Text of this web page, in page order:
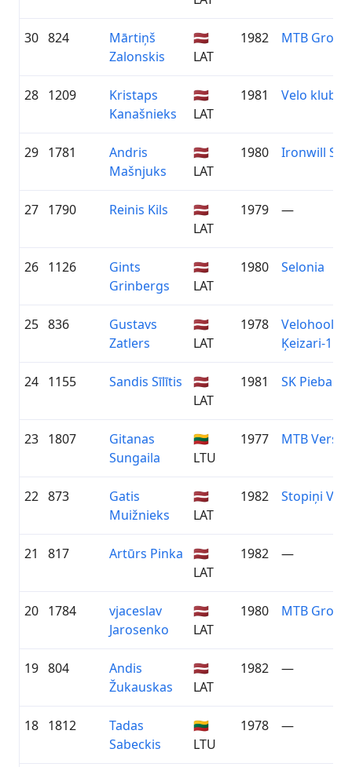
30 824
Mārtiņš
Zalonskis
🇱🇻
LAT
1982 MTB
28 1209
Kristaps
Kanašnieks
🇱🇻
LAT
1981 Velo klubs
29 1781
Andris
Mašnjuks
🇱🇻
LAT
1980 Ironwill
27 1790 Reinis Kils
🇱🇻
LAT
1979 —
26 1126
Gints
Grinbergs
🇱🇻
LAT
1980 Selonia
25 836
Gustavs
Zatlers
🇱🇻
LAT
1978
Ķeizari-1
24 1155 Sandis Sīlītis
🇱🇻
LAT
1981 SK Piebalga
23 1807
Gitanas
Sungaila
🇱🇹
LTU
1977 MTB
22 873
Gatis
Muižnieks
🇱🇻
LAT
1982 Stopiņi Velo
21 817 Artūrs Pinka
🇱🇻
LAT
1982 —
20 1784
vjaceslav
Jarosenko
🇱🇻
LAT
1980 MTB
19 804
Andis
Žukauskas
🇱🇻
LAT
1982 —
18 1812
Tadas
Sabeckis
🇱🇹
LTU
1978 —